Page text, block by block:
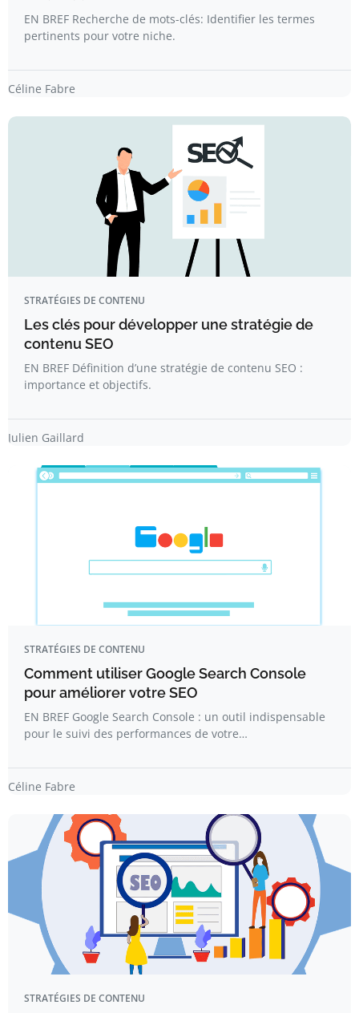
EN BREF Recherche de mots-clés: Identifier les termes
pertinents pour votre niche.
Céline Fabre
STRATÉGIES DE CONTENU
Les clés pour développer une stratégie de
contenu SEO
EN BREF Définition d’une stratégie de contenu SEO :
importance et objectifs.
Julien Gaillard
STRATÉGIES DE CONTENU
Comment utiliser Google Search Console
pour améliorer votre SEO
EN BREF Google Search Console : un outil indispensable
pour le suivi des performances de votre…
Céline Fabre
STRATÉGIES DE CONTENU